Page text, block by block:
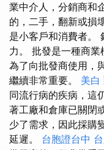
業中介人，分銷商和
的，二手，翻新或損
是小客戶和消費者。
力。 批發是一種商業
為了向批發商使用，
繼續非常重要。 美白
同流行病的疾病，這
著工廠和倉庫已關閉
少了需求，因此採購
延遲。 台胞證台中